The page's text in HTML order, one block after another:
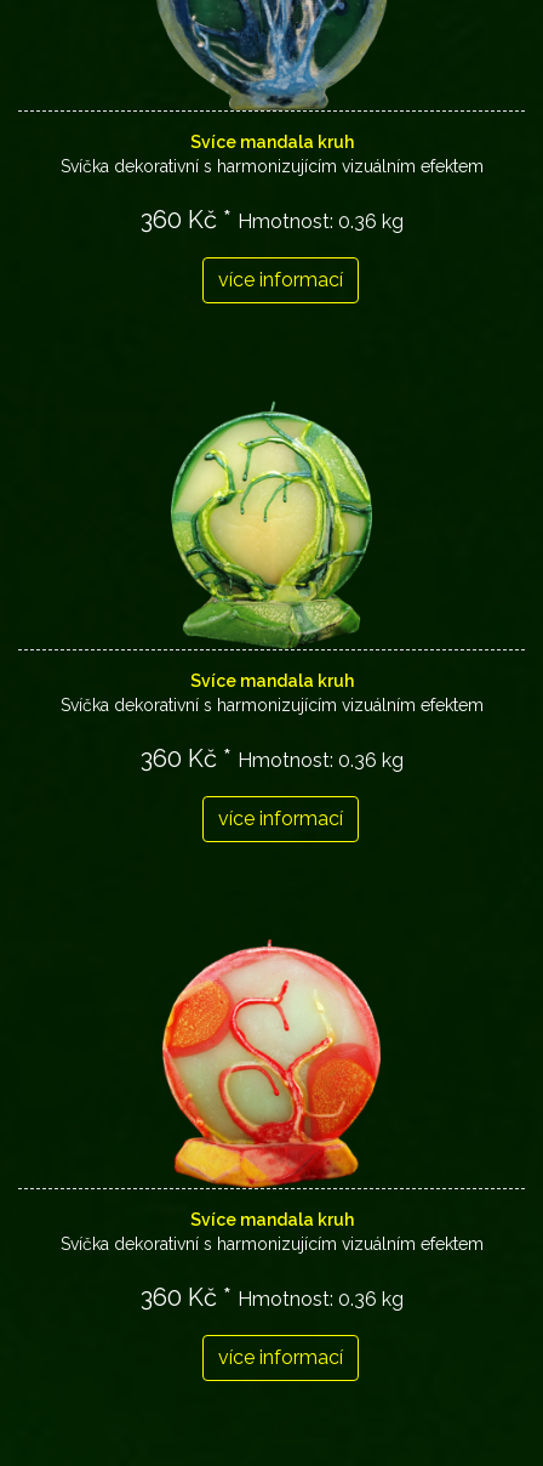
Svíce mandala kruh
Svíčka dekorativní s harmonizujícím vizuálním efektem
360 Kč * Hmotnost: 0.36 kg
více informací
Svíce mandala kruh
Svíčka dekorativní s harmonizujícím vizuálním efektem
360 Kč * Hmotnost: 0.36 kg
více informací
Svíce mandala kruh
Svíčka dekorativní s harmonizujícím vizuálním efektem
360 Kč * Hmotnost: 0.36 kg
více informací